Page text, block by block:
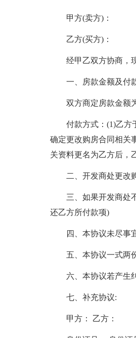
甲方(卖方)：
乙方(买方)：
经甲乙双方协商，
一、房款金额及付
双方商定房款金额
付款方式：(1)乙方
确定更改购房合同相关
关资料更名为乙方后，
二、开发商处更改
三、如果开发商处
还乙方所付款项)
四、本协议未尽事
五、本协议一式两
六、本协议若产生
七、补充协议:
甲方： 乙方：